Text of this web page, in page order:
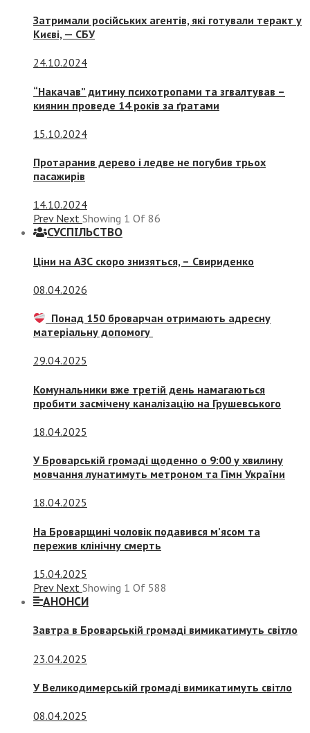
Затримали російських агентів, які готували теракт у
Києві, — СБУ
24.10.2024
“Накачав” дитину психотропами та згвалтував –
киянин проведе 14 років за ґратами
15.10.2024
Протаранив дерево і ледве не погубив трьох
пасажирів
14.10.2024
Prev Next Showing 1 Of 86
СУСПIЛЬСТВО
Ціни на АЗС скоро знизяться, – Свириденко
08.04.2026
Понад 150 броварчан отримають адресну
матеріальну допомогу
29.04.2025
Комунальники вже третій день намагаються
пробити засмічену каналізацію на Грушевського
18.04.2025
У Броварській громаді щоденно о 9:00 у хвилину
мовчання лунатимуть метроном та Гімн України
18.04.2025
На Броварщині чоловік подавився м’ясом та
пережив клінічну смерть
15.04.2025
Prev Next Showing 1 Of 588
АНОНСИ
Завтра в Броварській громаді вимикатимуть світло
23.04.2025
У Великодимерській громаді вимикатимуть світло
08.04.2025